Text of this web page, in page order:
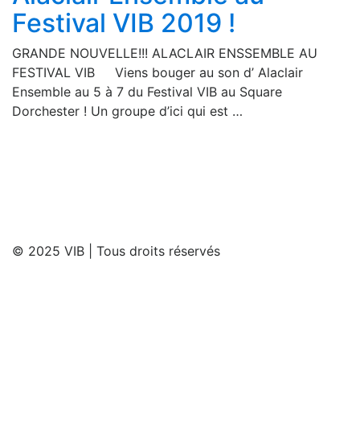
Festival VIB 2019 !
GRANDE NOUVELLE!!! ALACLAIR ENSSEMBLE AU
FESTIVAL VIB Viens bouger au son d’ Alaclair
Ensemble au 5 à 7 du Festival VIB au Square
Dorchester ! Un groupe d’ici qui est …
© 2025 VIB | Tous droits réservés